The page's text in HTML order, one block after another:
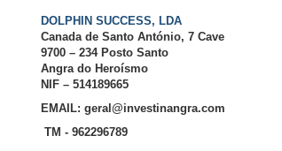
DOLPHIN SUCCESS, LDA
Canada de Santo António, 7 Cave
9700 – 234 Posto Santo
Angra do Heroísmo
NIF – 514189665
EMAIL: geral@investinangra.com
TM - 962296789